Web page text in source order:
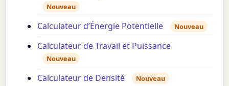
Nouveau
Calculateur d’Énergie Potentielle Nouveau
Calculateur de Travail et Puissance
Nouveau
Calculateur de Densité Nouveau